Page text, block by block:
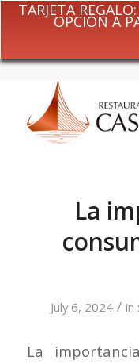
TARJETA
OPCIÓN A
La
July 6, 2024 / in
La